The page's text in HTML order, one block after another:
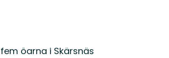
öarna i Skärsnäs